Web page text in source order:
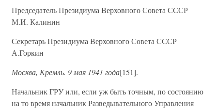
Председатель Президиума Верховного Совета СССР
М.И. Калинин
Секретарь Президиума Верховного Совета СССР
А.Горкин
Москва, Кремль. 9 мая 1941 года[151].
Начальник ГРУ или, если уж быть точным, по состоянию
на то время начальник Разведывательного Управления